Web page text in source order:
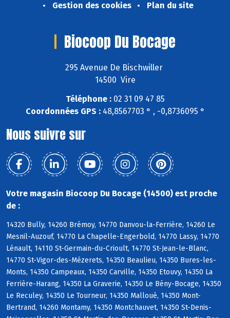
Gestion des cookies
Plan du site
Biocoop Du Bocage
295 Avenue De Bischwiller
14500 Vire
Téléphone :02 31 09 47 85
Coordonnées GPS :48,8567703 ° , -0,8736095 °
Nous suivre sur
Votre magasin Biocoop Du Bocage (14500) est proche
de :
14320 Bully, 14260 Brémoy, 14770 Danvou-la-Ferrière, 14260 Le
Mesnil-Auzouf, 14770 La Chapelle-Engerbold, 14770 Lassy, 14770
Lénault, 14110 St-Germain-du-Crioult, 14770 St-Jean-le-Blanc,
14770 St-Vigor-des-Mézerets, 14350 Beaulieu, 14350 Bures-les-
Monts, 14350 Campeaux, 14350 Carville, 14350 Etouvy, 14350 La
Ferrière-Harang, 14350 La Graverie, 14350 Le Bény-Bocage, 14350
Le Reculey, 14350 Le Tourneur, 14350 Malloué, 14350 Mont-
Bertrand, 14260 Montamy, 14350 Montchauvet, 14350 St-Denis-